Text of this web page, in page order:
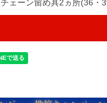
チェーン留め具2ヵ所(36・